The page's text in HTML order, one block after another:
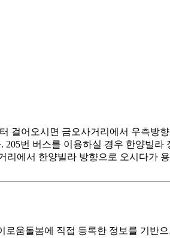
걸어오시면 금오사거리에서 우측방
번 버스를 이용하실 경우 한양빌라
에서 한양빌라 방향으로 오시다가
움돌봄에 직접 등록한 정보를 기반